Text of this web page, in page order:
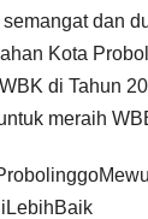
dan
Kota
di Tahun
meraih